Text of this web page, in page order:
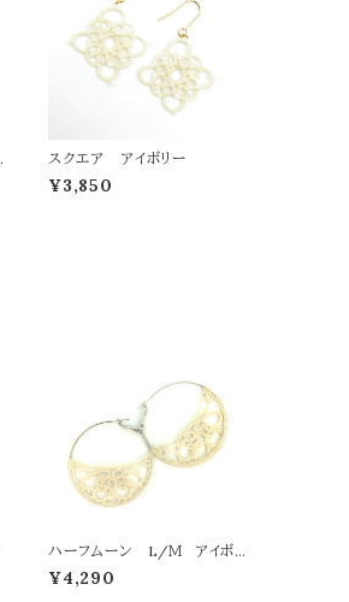
スクエア アイボリー
¥3,850
ハーフムーン L/Ｍ アイボリ
ー
¥4,290